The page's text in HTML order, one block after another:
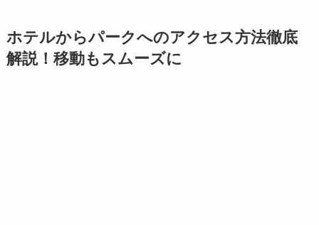
ホテルからパークへのアクセス方法徹底
解説！移動もスムーズに